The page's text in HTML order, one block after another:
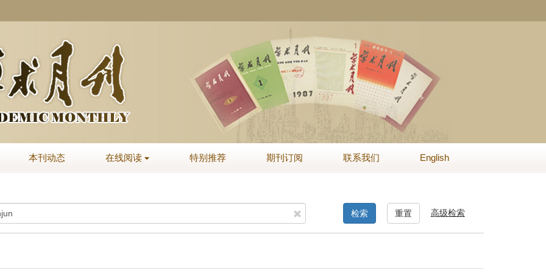
本刊动态 在线阅读 特别推荐 期刊订阅 联系我们 English
检索 重置 高级检索